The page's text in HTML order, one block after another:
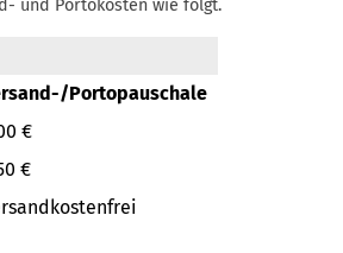
und Portokosten wie folgt.
Portopauschale
€
€